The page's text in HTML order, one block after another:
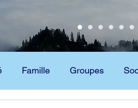
Famille Groupes